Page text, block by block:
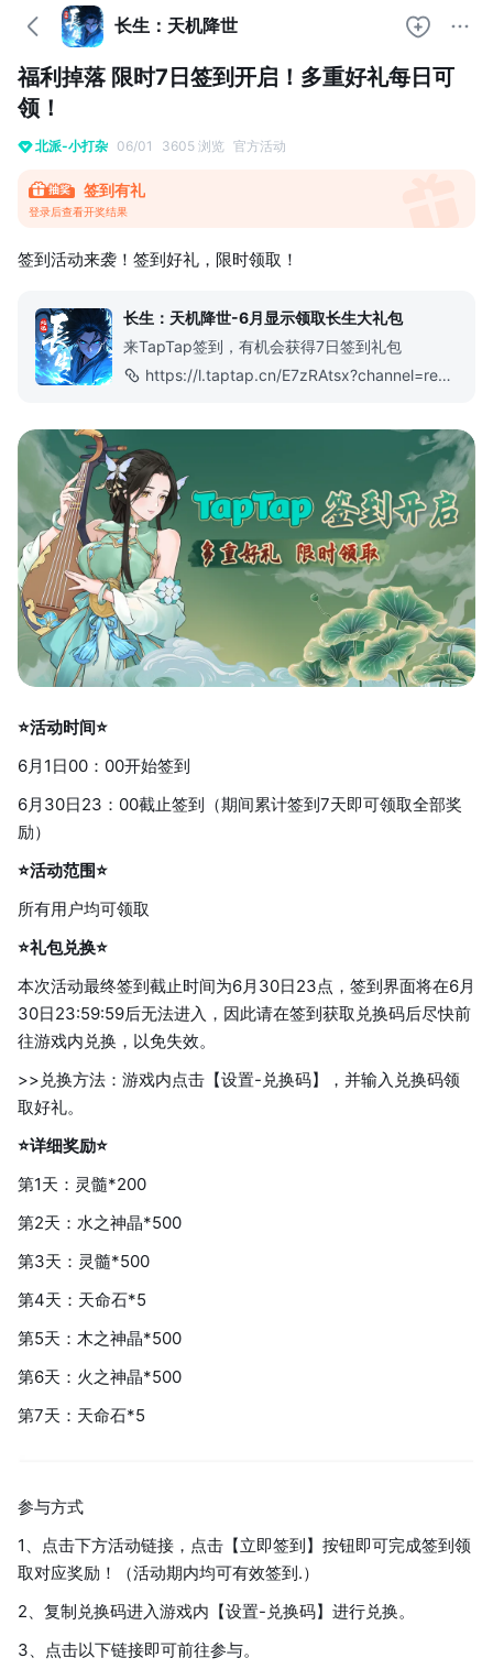
长生：天机降世
福利掉落 限时7日签到开启！多重好礼每日可
领！
北派-小打杂 06/01 3605 浏览 官方活动
签到有礼
登录后查看开奖结果
签到活动来袭！签到好礼，限时领取！
长生：天机降世-6月显示领取长生大礼包
来TapTap签到，有机会获得7日签到礼包
https://l.taptap.cn/E7zRAtsx?channel=rep-rep_fhpvi3xiuuc_h5url8323
⭐活动时间⭐
6月1日00：00开始签到
6月30日23：00截止签到（期间累计签到7天即可领取全部奖
励）
⭐活动范围⭐
所有用户均可领取
⭐礼包兑换⭐
本次活动最终签到截止时间为6月30日23点，签到界面将在6月
30日23:59:59后无法进入，因此请在签到获取兑换码后尽快前
往游戏内兑换，以免失效。
>>兑换方法：游戏内点击【设置-兑换码】，并输入兑换码领
取好礼。
⭐详细奖励⭐
第1天：灵髓*200
第2天：水之神晶*500
第3天：灵髓*500
第4天：天命石*5
第5天：木之神晶*500
第6天：火之神晶*500
第7天：天命石*5
参与方式
1、点击下方活动链接，点击【立即签到】按钮即可完成签到领
取对应奖励！（活动期内均可有效签到.）
2、复制兑换码进入游戏内【设置-兑换码】进行兑换。
3、点击以下链接即可前往参与。